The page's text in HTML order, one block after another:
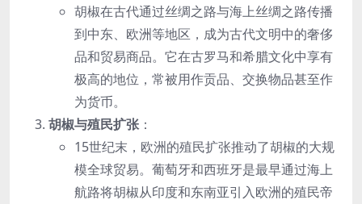
胡椒在古代通过丝绸之路与海上丝绸之路传播
到中东、欧洲等地区，成为古代文明中的奢侈
品和贸易商品。它在古罗马和希腊文化中享有
极高的地位，常被用作贡品、交换物品甚至作
为货币。
胡椒与殖民扩张：
15世纪末，欧洲的殖民扩张推动了胡椒的大规
模全球贸易。葡萄牙和西班牙是最早通过海上
航路将胡椒从印度和东南亚引入欧洲的殖民帝